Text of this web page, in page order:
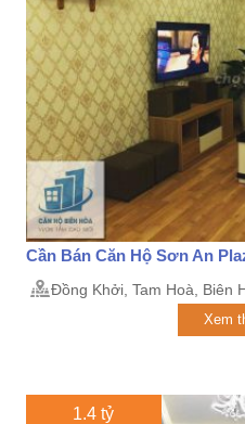
Cần Bán Căn Hộ Sơn An
Đồng Khởi, Tam Hoà, Biên
Xem
1.4 tỷ